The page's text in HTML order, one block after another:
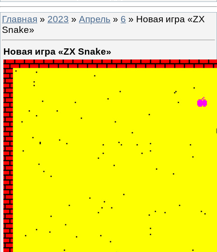
Главная » 2023 » Апрель » 6 » Новая игра «ZX
Snake»
Новая игра «ZX Snake»